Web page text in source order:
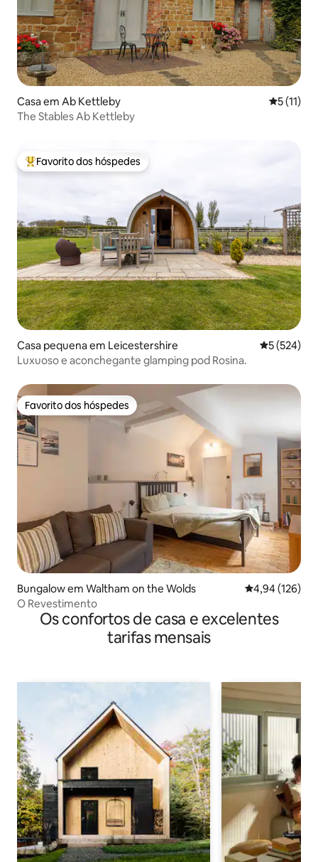
Casa em Ab Kettleby
5 (11)
The Stables Ab Kettleby
Favoritos dos hóspedes mais apreciados
Favorito dos hóspedes
Casa pequena em Leicestershire
5 (524)
Luxuoso e aconchegante glamping pod Rosina.
Favorito dos hóspedes
Favorito dos hóspedes
Bungalow em Waltham on the Wolds Classificação
4,94 (126)
O Revestimento
Os confortos de casa e excelentes
tarifas mensais